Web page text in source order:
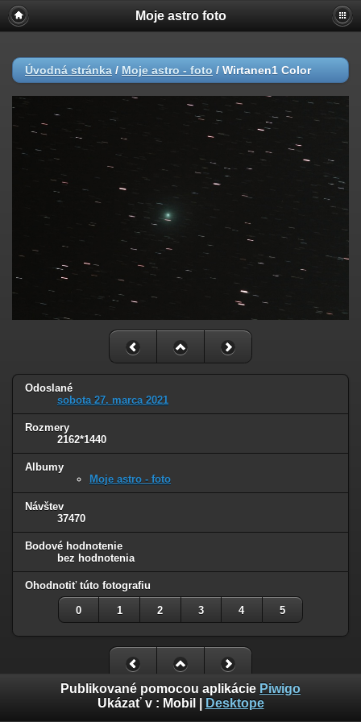
Moje astro foto
Úvodná stránka / Moje astro - foto / Wirtanen1 Color
Odoslané
sobota 27. marca 2021
Rozmery
2162*1440
Albumy
Moje astro - foto
Návštev
37470
Bodové hodnotenie
bez hodnotenia
Ohodnotiť túto fotografiu
0 1 2 3 4 5
Publikované pomocou aplikácie Piwigo
Ukázať v : Mobil Desktope